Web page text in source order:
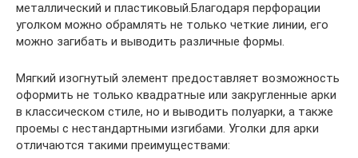
металлический и пластиковый.Благодаря перфорации
уголком можно обрамлять не только четкие линии, его
можно загибать и выводить различные формы.
Мягкий изогнутый элемент предоставляет возможность
оформить не только квадратные или закругленные арки
в классическом стиле, но и выводить полуарки, а также
проемы с нестандартными изгибами. Уголки для арки
отличаются такими преимуществами: